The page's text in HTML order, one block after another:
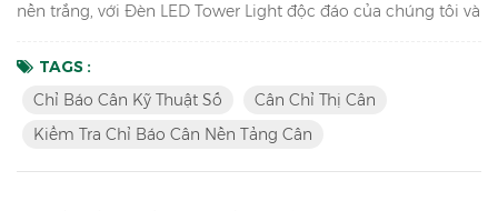
nền trắng, với Đèn LED Tower Light độc đáo của chúng tôi và
HI LO OK để giúp bạn nhanh chóng đóng gói hàng hóa của
mình. Đặc trưng Khoảng không quảng cáo LCD lớn nhất
1/15000 Thiết kế phác thảo hấp dẫn với vỏ ABS bền Màn
hình LCD ...
TAGS :
Chỉ Báo Cân Kỹ Thuật Số
Cân Chỉ Thị Cân
Kiểm Tra Chỉ Báo Cân Nền Tảng Cân